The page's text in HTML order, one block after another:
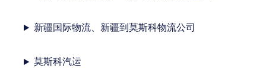
新疆国际物流、新疆到莫斯科物流公司
莫斯科汽运